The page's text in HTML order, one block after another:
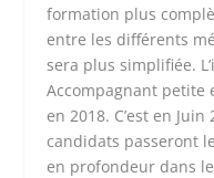
formation plus
entre les différents
sera plus simplifiée.
Accompagnant petite
en 2018. C’est en
candidats passeront
en profondeur dans